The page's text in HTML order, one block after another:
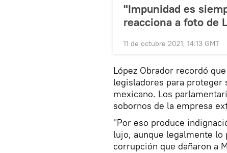
"Impunidad es
reacciona a foto de
11 de octubre 2021, 14:13 GMT
López Obrador recordó
legisladores para proteger
mexicano. Los
sobornos de la empresa
"Por eso produce
lujo, aunque legalmente lo
corrupción que dañaron a